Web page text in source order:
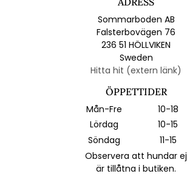
Sommarboden AB
Falsterbovägen 76
236 51 HÖLLVIKEN
Sweden
Hitta hit (extern länk)
ÖPPETTIDER
Mån-Fre
10-18
Lördag
10-15
Söndag
11-15
Observera att hundar ej
är tillåtna i butiken.